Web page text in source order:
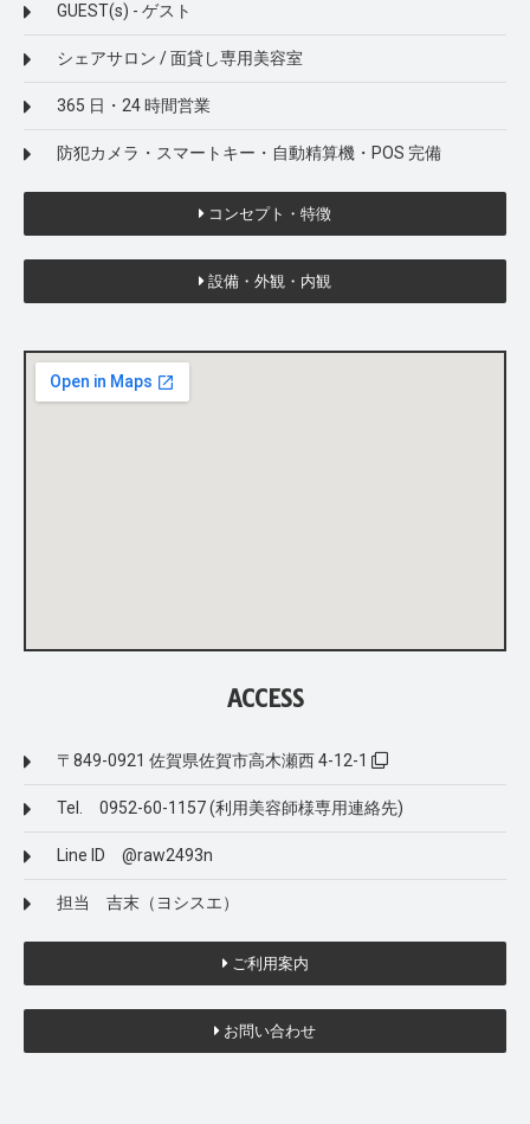
GUEST(s) - ゲスト
シェアサロン / 面貸し専用美容室
365 日・24 時間営業
防犯カメラ・スマートキー・自動精算機・POS 完備
コンセプト・特徴
設備・外観・内観
ACCESS
〒849-0921 佐賀県佐賀市高木瀬西 4-12-1
Tel. 0952-60-1157 (利用美容師様専用連絡先)
Line ID @raw2493n
担当 吉末（ヨシスエ）
ご利用案内
お問い合わせ